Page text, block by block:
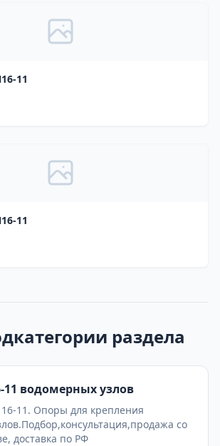
11
11
раздела
водомерных узлов
11. Опоры для крепления
со
доставка по РФ